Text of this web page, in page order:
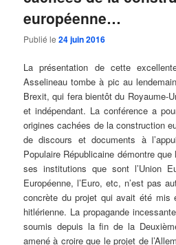
européenne…
Publié le24 juin 2016
La présentation de cette
Asselineau tombe à pic au
Brexit, qui fera bientôt du Royaume-
et indépendant. La conférence a
origines cachées de la construction
de discours et documents à
Populaire Républicaine démontre
ses institutions que sont l’Union
Européenne, l’Euro, etc, n’est pas
concrète du projet qui avait été mis
hitlérienne. La propagande
soumis depuis la fin de la
amené à croire que le projet de